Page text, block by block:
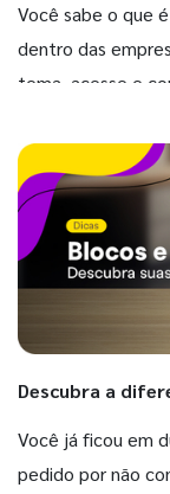
Você sabe o que
dentro das
tema, acesse e
Descubra a
Você já ficou em
pedido por não